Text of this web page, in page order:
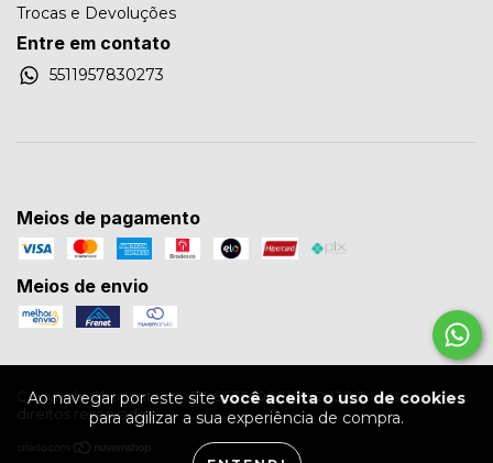
Ao navegar por este site você aceita o uso de cookies
para agilizar a sua experiência de compra.
Trocas e Devoluções
Entre em contato
5511957830273
Meios de pagamento
Meios de envio
Copyright Shoppstore - 07495354000101 - 2026. Todos os
direitos reservados.